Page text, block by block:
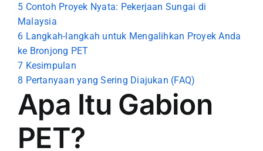
5 Contoh Proyek Nyata: Pekerjaan Sungai di
Malaysia
6 Langkah-langkah untuk Mengalihkan Proyek Anda
ke Bronjong PET
7 Kesimpulan
8 Pertanyaan yang Sering Diajukan (FAQ)
Apa Itu Gabion
PET?